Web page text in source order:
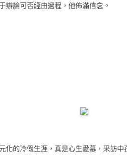
辯論可否經由過程，他佈滿信念。
的冷假生涯，真是心生愛慕，采訪中